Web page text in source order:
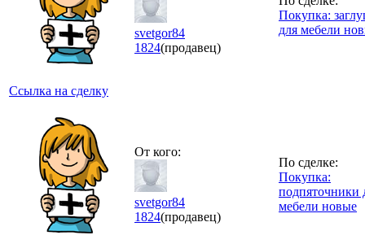
Ссылка на сделку
svetgor84
1824(продавец)
Покупка:
для мебели
От кого:
svetgor84
1824(продавец)
По сделке:
Покупка:
подпяточники
мебели новые